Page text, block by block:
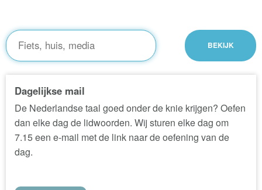
Dagelijkse mail
De Nederlandse taal goed onder de knie krijgen? Oefen
dan elke dag de lidwoorden. Wij sturen elke dag om
7.15 een e-mail met de link naar de oefening van de
dag.